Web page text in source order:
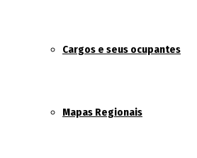
Cargos e seus ocupantes
Mapas Regionais